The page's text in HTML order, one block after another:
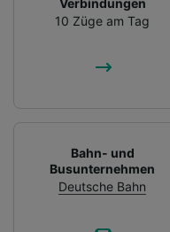
Verbindungen
10 Züge am Tag
Bahn- und
Busunternehmen
Deutsche Bahn